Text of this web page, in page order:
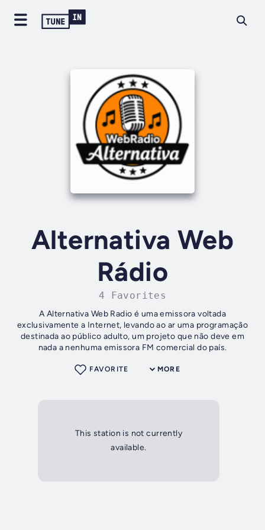
Alternativa Web
Rádio
4 Favorites
A Alternativa Web Radio é uma emissora voltada
exclusivamente a Internet, levando ao ar uma programação
destinada ao público adulto, um projeto que não deve em
nada a nenhuma emissora FM comercial do país.
MORE
FAVORITE
This station is not currently
available.